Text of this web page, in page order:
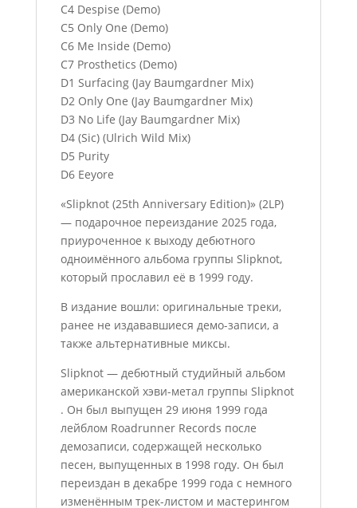
C4 Despise (Demo)
C5 Only One (Demo)
C6 Me Inside (Demo)
C7 Prosthetics (Demo)
D1 Surfacing (Jay Baumgardner Mix)
D2 Only One (Jay Baumgardner Mix)
D3 No Life (Jay Baumgardner Mix)
D4 (Sic) (Ulrich Wild Mix)
D5 Purity
D6 Eeyore
«Slipknot (25th Anniversary Edition)» (2LP)
— подарочное переиздание 2025 года,
приуроченное к выходу дебютного
одноимённого альбома группы Slipknot,
который прославил её в 1999 году.
В издание вошли: оригинальные треки,
ранее не издававшиеся демо-записи, а
также альтернативные миксы.
Slipknot — дебютный студийный альбом
американской хэви-метал группы Slipknot
. Он был выпущен 29 июня 1999 года
лейблом Roadrunner Records после
демозаписи, содержащей несколько
песен, выпущенных в 1998 году. Он был
переиздан в декабре 1999 года с немного
изменённым трек-листом и мастерингом